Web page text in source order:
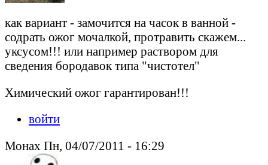
как вариант - замочится на часок в ванной -
содрать ожог мочалкой, протравить скажем...
уксусом!!! или например раствором для
сведения бородавок типа "чистотел"
Химический ожог гарантирован!!!
войти
Монах Пн, 04/07/2011 - 16:29